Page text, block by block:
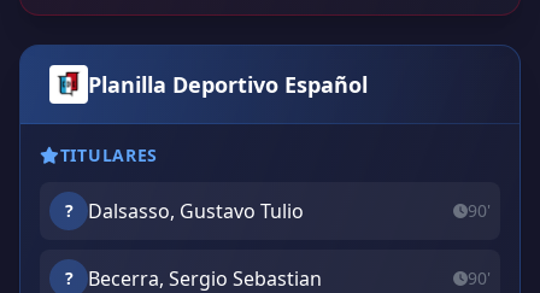
Planilla Deportivo Español
TITULARES
? Dalsasso, Gustavo Tulio 90'
? Becerra, Sergio Sebastian 90'